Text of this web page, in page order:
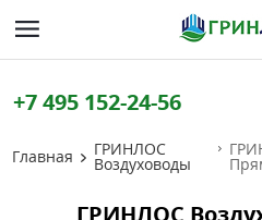
+7 495 152-24-56
Главная ГРИНЛОС
Воздуховоды
ГРИНЛОС